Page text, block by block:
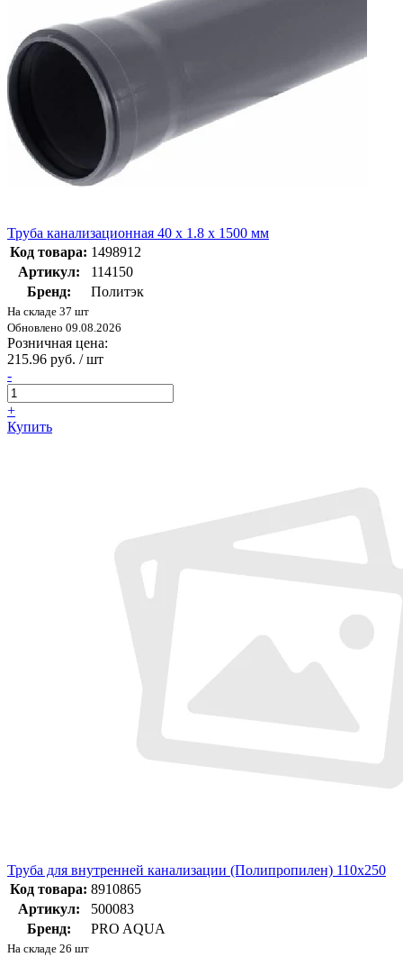
Труба канализационная 40 х 1.8 х 1500 мм
Код товара: 1498912
Артикул:
114150
Бренд:
Политэк
На складе 37 шт
Обновлено 09.08.2026
Розничная цена:
215.96 руб. / шт
-
+
Купить
Труба для внутренней канализации (Полипропилен) 110x250
Код товара: 8910865
Артикул:
500083
Бренд:
PRO AQUA
На складе 26 шт